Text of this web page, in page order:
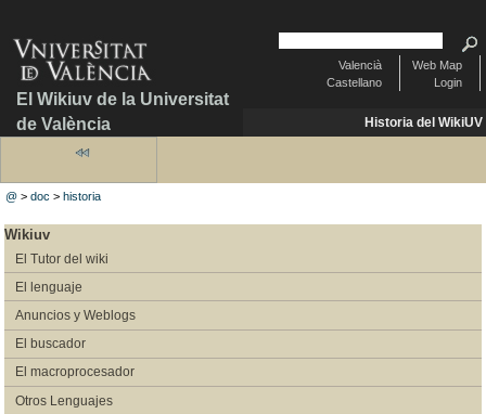
El Wikiuv de la Universitat
de València
Web Map
Login
Valencià
Castellano
Historia del WikiUV
@ >doc >historia
Wikiuv
El Tutor del wiki
El lenguaje
Anuncios y Weblogs
El buscador
El macroprocesador
Otros Lenguajes